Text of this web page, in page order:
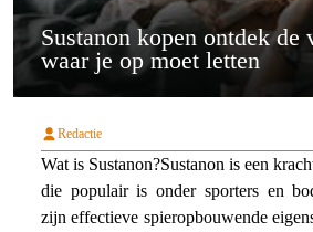
Sustanon kopen ontdek de
waar je op moet letten
Redactie
Wat is Sustanon?Sustanon is een
die populair is onder sporters en
zijn effectieve spieropbouwende